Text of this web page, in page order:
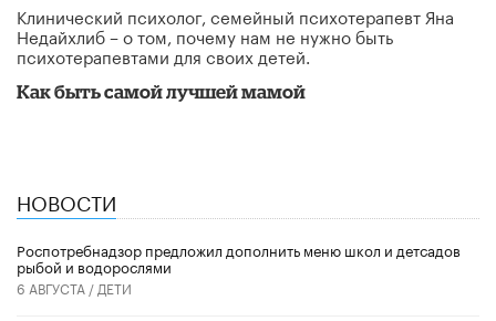
Клинический психолог, семейный психотерапевт Яна
Недайхлиб – о том, почему нам не нужно быть
психотерапевтами для своих детей.
Как быть самой лучшей мамой
НОВОСТИ
Роспотребнадзор предложил дополнить меню школ и детсадов
рыбой и водорослями
6 АВГУСТА / ДЕТИ